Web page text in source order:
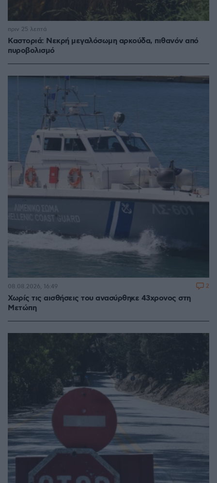
Καστοριά: Νεκρή μεγαλόσωμη αρκούδα, πιθανόν από
πυροβολισμό
πριν 25 λεπτά
Χωρίς τις αισθήσεις του ανασύρθηκε 43χρονος στη
Μετώπη
08.08.2026, 16:49 2